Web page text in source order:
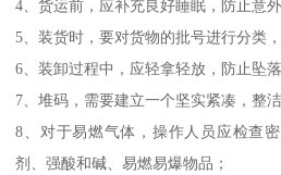
4、货运前，应补充良好睡眠，防止意
5、装货时，要对货物的批号进行分类
6、装卸过程中，应轻拿轻放，防止坠
7、堆码，需要建立一个坚实紧凑，整洁
8、对于易燃气体，操作人员应检查
剂、强酸和碱、易燃易爆物品；